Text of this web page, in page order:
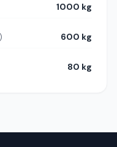
1000 kg
600 kg
80 kg